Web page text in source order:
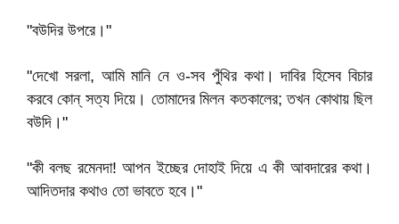
"বউদির উপরে।"
"দেখো সরলা, আমি মানি নে ও-সব পুঁথির কথা। দাবির হিসেব বিচার
করবে কোন্‌ সত্য দিয়ে। তোমাদের মিলন কতকালের; তখন কোথায় ছিল
বউদি।"
"কী বলছ রমেনদা! আপন ইচ্ছের দোহাই দিয়ে এ কী আবদারের কথা।
আদিতদার কথাও তো ভাবতে হবে।"